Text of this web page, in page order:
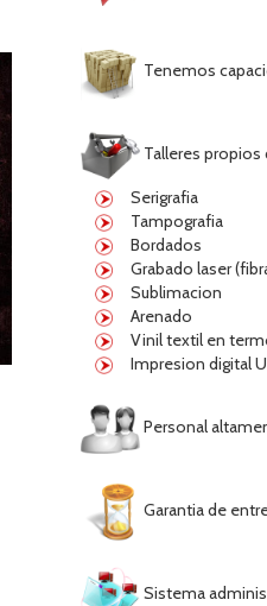
Tenemos
Talleres
Serigrafia
Tampografia
Bordados
Grabado laser
Sublimacion
Arenado
Vinil textil en
Impresion digital
Personal
Garantia de
Sistema